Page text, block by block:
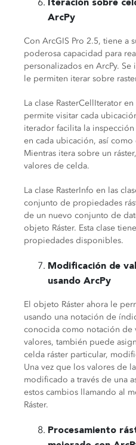
Iteración sobre
ArcPy
Con ArcGIS Pro 2.5, tiene a
poderosa capacidad para
personalizados en ArcPy.
le permiten iterar sobre
La clase RasterCellIterator
permite visitar cada
iterador facilita la
en cada ubicación, así como
Mientras itera sobre un
valores de celda.
La clase RasterInfo en las
conjunto de propiedades
de un nuevo conjunto de
objeto Ráster. Esta clase
propiedades disponibles.
Modificación de
usando ArcPy
El objeto Ráster ahora le
usando una notación de
conocida como notación de
valores, también puede
celda ráster particular,
Una vez que los valores de
modificado a través de una
estos cambios llamando al
Ráster.
Procesamiento